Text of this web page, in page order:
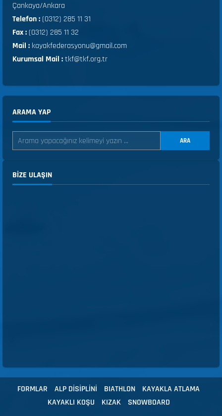
Çankaya/Ankara
Telefon :(0312) 285 11 31
Fax :(0312) 285 11 32
Mail : kayakfederasyonu@gmail.com
Kurumsal Mail :tkf@tkf.org.tr
ARAMA YAP
ARA
BIZE ULAŞIN
FORMLAR ALP DİSİPLİNİ BIATHLON
KAYAKLA ATLAMA
KAYAKLI KOŞU
KIZAK SNOWBOARD